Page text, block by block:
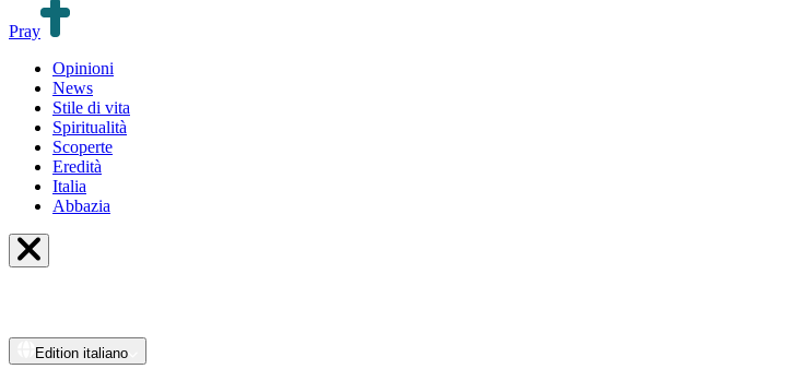
Pray
Opinioni
News
Stile di vita
Spiritualità
Scoperte
Eredità
Italia
Abbazia
Edition italiano